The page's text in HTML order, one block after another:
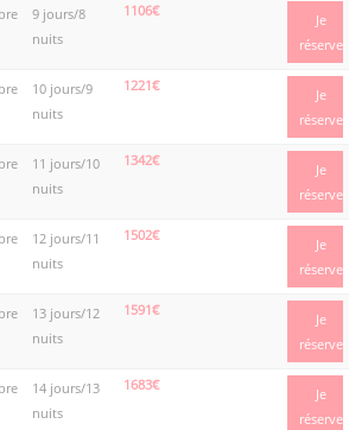
9 jours/8
nuits
1106€
Je
réserve
10 jours/9
nuits
1221€
Je
réserve
11 jours/10
nuits
1342€
Je
réserve
12 jours/11
nuits
1502€
Je
réserve
13 jours/12
nuits
1591€
Je
réserve
14 jours/13
nuits
1683€
Je
réserve